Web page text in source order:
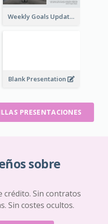
Weekly Goals Updates Presentation
Blank Presentation
PRESENTACIONES
sobre
crédito. Sin contratos
Sin costes ocultos.